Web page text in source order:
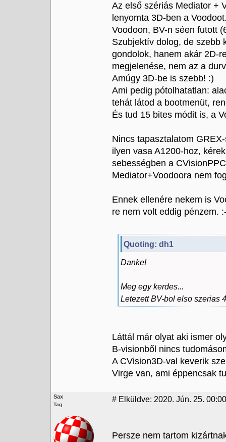
Az első szériás Mediator +
lenyomta 3D-ben a
Voodoon, BV-n séen futott
Szubjektív dolog, de szebb
gondolok, hanem akár 2D-
megjelenése, nem az a
Amúgy 3D-be is szebb! :)
Ami pedig pótolhatatlan:
tehát látod a bootmenüt,
És tud 15 bites módit is, a
Nincs tapasztalatom
ilyen vasa A1200-hoz,
sebességben a
Mediator+Voodoora nem
Ennek ellenére nekem is
re nem volt eddig pénzem.
Quoting: dh1
Danke!
Meg egy kerdes...
Letezett BV-bol elso szerias
Láttál már olyat aki ismer
B-visionből nincs
A CVision3D-val keverik
Virge van, ami éppencsak
Sax
Tag
# Elküldve: 2020. Jún. 25. 00:00
Persze nem tartom